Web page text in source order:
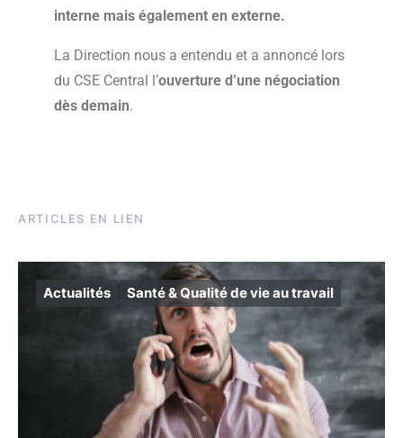
interne mais également en externe.
La Direction nous a entendu et a annoncé lors
du CSE Central l’ouverture d’une négociation
dès demain.
ARTICLES EN LIEN
Actualités Santé & Qualité de vie au travail